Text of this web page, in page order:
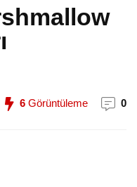
6 Görüntüleme 0